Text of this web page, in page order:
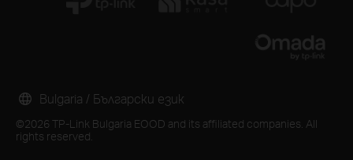
©2026 TP-Link Bulgaria EOOD and its affiliated companies. All
rights reserved.
Bulgaria / Български език